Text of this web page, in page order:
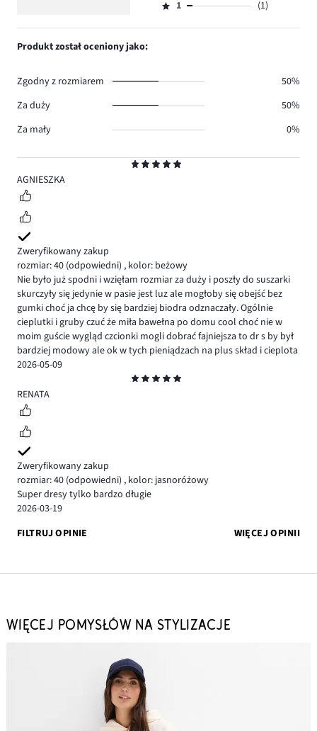
5
AGNIESZKA
Zweryfikowany zakup
rozmiar: 40 (odpowiedni) , kolor: beżowy
Nie było już spodni i wzięłam rozmiar za duży i poszły do suszarki
skurczyły się jedynie w pasie jest luz ale mogłoby się obejść bez
gumki choć ja chcę by się bardziej biodra odznaczały. Ogólnie
cieplutki i gruby czuć że miła bawełna po domu cool choć nie w
moim guście wygląd czcionki mogli dobrać fajniejsza to dr s by był
bardziej modowy ale ok w tych pieniądzach na plus skład i cieplota
2026-05-09
5
RENATA
Zweryfikowany zakup
rozmiar: 40 (odpowiedni) , kolor: jasnoróżowy
Super dresy tylko bardzo długie
2026-03-19
FILTRUJ OPINIE
WIĘCEJ OPINII
głosów
ilość
2,
Ocena
1,
1 (1)
Produkt został oceniony jako:
Zgodny z rozmiarem
50%
Za duży
50%
Za mały
0%
WIĘCEJ POMYSŁÓW NA STYLIZACJE